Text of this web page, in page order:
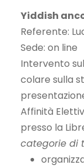
Yiddish
Referente:
Sede: on line
Intervento
colare sulla
Affinità
presso la
categorie di